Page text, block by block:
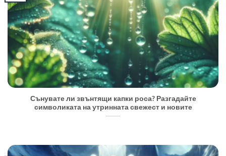
Сънувате ли звънтящи капки роса? Разгадайте
символиката на утринната свежест и новите